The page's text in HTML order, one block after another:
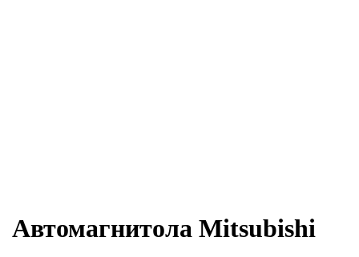
Автомагнитола Mitsubishi